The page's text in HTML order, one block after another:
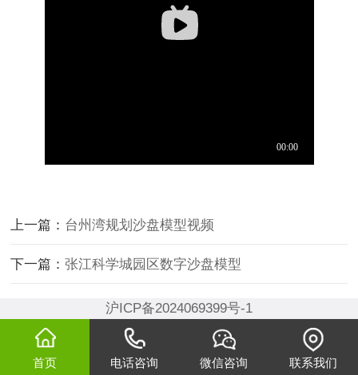
上一篇： 台州湾规划沙盘模型视频
下一篇：张江科学城园区数字沙盘模型
沪ICP备2024069399号-1
首页 电话咨询 微信咨询 联系我们